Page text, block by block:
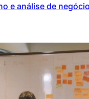
e análise de